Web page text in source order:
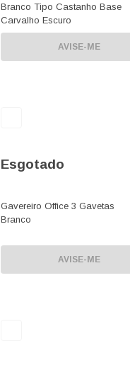
Branco Tipo Castanho Base
Carvalho Escuro
AVISE-ME
Esgotado
Gavereiro Office 3 Gavetas
Branco
AVISE-ME